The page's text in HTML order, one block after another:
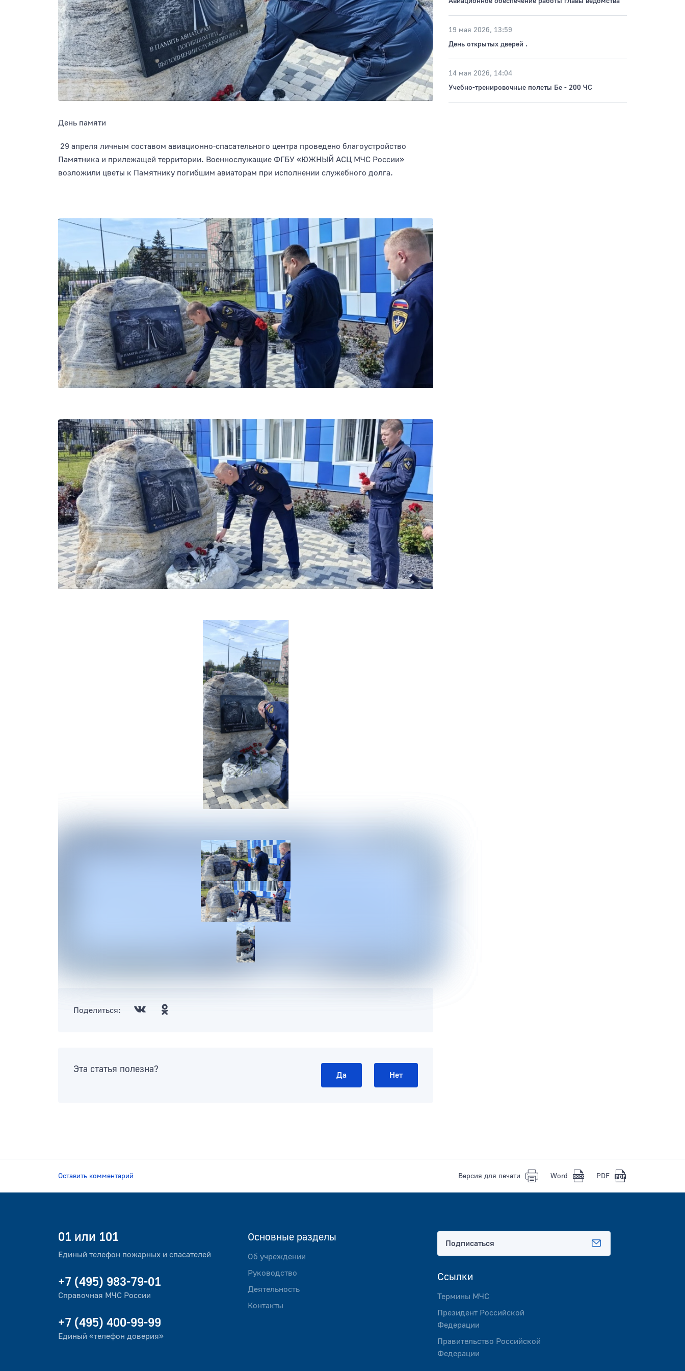
День памяти
29 апреля личным составом авиационно-спасательного центра проведено благоустройство
Памятника и прилежащей территории. Военнослужащие ФГБУ «ЮЖНЫЙ АСЦ МЧС России»
возложили цветы к Памятнику погибшим авиаторам при исполнении служебного долга.
Поделиться:
Эта статья полезна? Да Нет
19 мая 2026, 13:59
День открытых дверей .
14 мая 2026, 14:04
Учебно-тренировочные полеты Бе - 200 ЧС
Оставить комментарий Версия для печати Word PDF
01 или 101
Единый телефон пожарных и спасателей
+7 (495) 983-79-01
Справочная МЧС России
+7 (495) 400-99-99
Единый «телефон доверия»
Основные разделы
Об учреждении
Руководство
Деятельность
Контакты
Ссылки
Термины МЧС
Президент Российской
Федерации
Правительство Российской
Федерации
Подписаться